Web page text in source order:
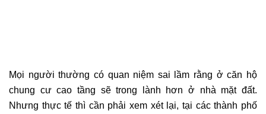
Mọi người thường có quan niệm sai lầm rằng ở căn hộ
chung cư cao tầng sẽ trong lành hơn ở nhà mặt đất.
Nhưng thực tế thì cần phải xem xét lại, tại các thành phố